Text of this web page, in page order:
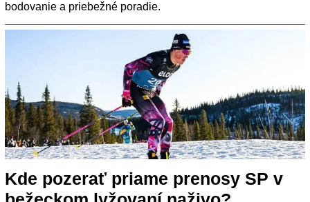
bodovanie a priebežné poradie.
Kde pozerať priame prenosy SP v